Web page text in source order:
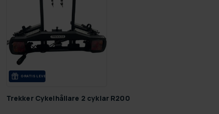
GRA­TIS LE­VE­RANS
Trekker Cykelhållare 2 cyklar R200